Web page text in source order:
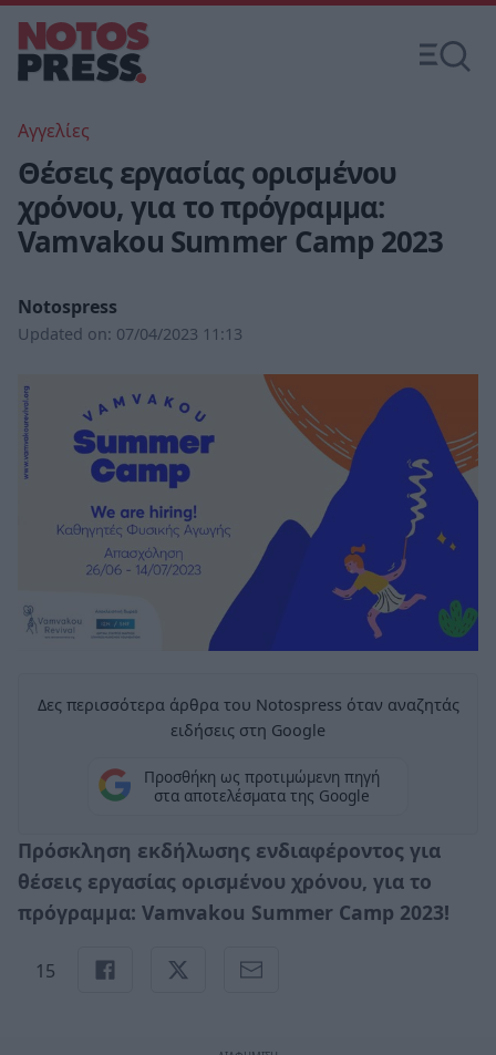
Αγγελίες
Θέσεις εργασίας ορισμένου
χρόνου, για το πρόγραμμα:
Vamvakou Summer Camp 2023
Notospress
Updated on: 07/04/2023 11:13
Δες περισσότερα άρθρα του Notospress όταν αναζητάς
ειδήσεις στη Google
Προσθήκη ως προτιμώμενη πηγή
στα αποτελέσματα της Google
Πρόσκληση εκδήλωσης ενδιαφέροντος για
θέσεις εργασίας ορισμένου χρόνου, για το
πρόγραμμα: Vamvakou Summer Camp 2023!
15